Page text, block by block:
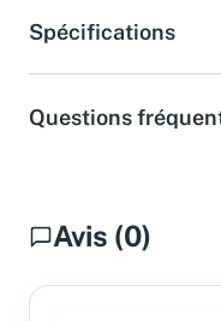
Spécifications
Questions
Avis (0)